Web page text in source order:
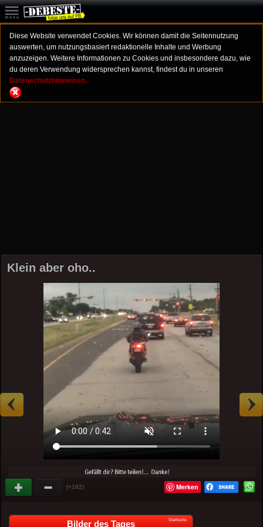
Diese Website verwendet Cookies. Wir können damit die Seitennutzung
auswerten, um nutzungsbasiert redaktionelle Inhalte und Werbung
anzuzeigen. Weitere Informationen zu Cookies und insbesondere dazu, wie
du deren Verwendung widersprechen kannst, findest du in unseren
Datenschutzhinweisen.
Klein aber oho..
(+182) Merken
Bilder des Tages Startseite